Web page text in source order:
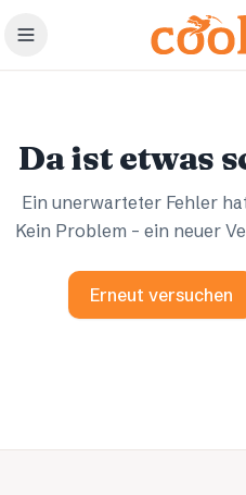
Zum Hauptinhalt springen
Da ist etwas
Ein unerwarteter Fehler
Kein Problem – ein neuer
Erneut versuchen